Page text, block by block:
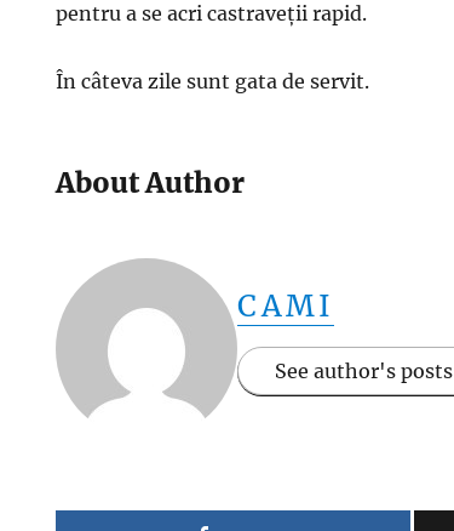
pentru a se acri castraveții rapid.
În câteva zile sunt gata de servit.
About Author
CAMI
See author's posts